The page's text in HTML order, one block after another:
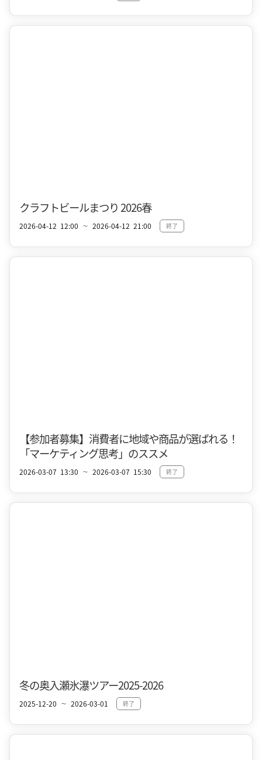
クラフトビールまつり 2026春
2026-04-12 12:00 〜 2026-04-12 21:00 終了
【参加者募集】消費者に地域や商品が選ばれる！
「マーケティング思考」のススメ
2026-03-07 13:30 〜 2026-03-07 15:30 終了
冬の奥入瀬氷瀑ツアー2025-2026
2025-12-20 〜 2026-03-01 終了